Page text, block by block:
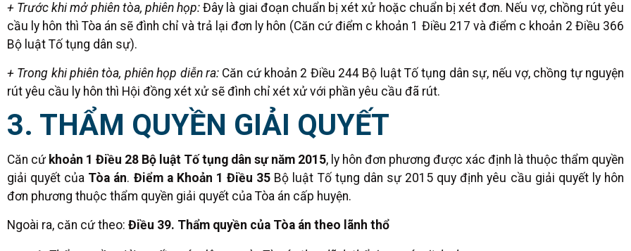
+ Trước khi mở phiên tòa, phiên họp: Đây là giai đoạn chuẩn bị xét xử hoặc chuẩn bị xét đơn. Nếu vợ, chồng rút yêu
cầu ly hôn thì Tòa án sẽ đình chỉ và trả lại đơn ly hôn (Căn cứ điểm c khoản 1 Điều 217 và điểm c khoản 2 Điều 366
Bộ luật Tố tụng dân sự).
+ Trong khi phiên tòa, phiên họp diễn ra: Căn cứ khoản 2 Điều 244 Bộ luật Tố tụng dân sự, nếu vợ, chồng tự nguyện
rút yêu cầu ly hôn thì Hội đồng xét xử sẽ đình chỉ xét xử với phần yêu cầu đã rút.
3. THẨM QUYỀN GIẢI QUYẾT
Căn cứ khoản 1 Điều 28 Bộ luật Tố tụng dân sự năm 2015, ly hôn đơn phương được xác định là thuộc thẩm quyền
giải quyết của Tòa án. Điểm a Khoản 1 Điều 35 Bộ luật Tố tụng dân sự 2015 quy định yêu cầu giải quyết ly hôn
đơn phương thuộc thẩm quyền giải quyết của Tòa án cấp huyện.
Ngoài ra, căn cứ theo: Điều 39. Thẩm quyền của Tòa án theo lãnh thổ